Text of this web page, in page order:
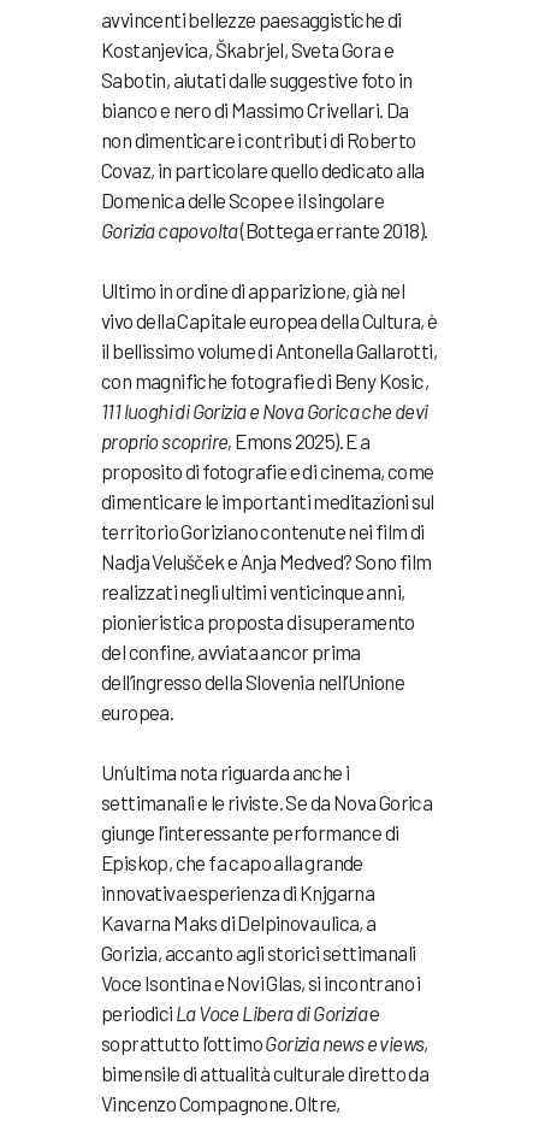
avvincenti bellezze paesaggistiche di
Kostanjevica, Škabrjel, Sveta Gora e
Sabotin, aiutati dalle suggestive foto in
bianco e nero di Massimo Crivellari. Da
non dimenticare i contributi di Roberto
Covaz, in particolare quello dedicato alla
Domenica delle Scope e il singolare
Gorizia capovolta(Bottega errante 2018).
Ultimo in ordine di apparizione, già nel
vivo della Capitale europea della Cultura, è
il bellissimo volume di Antonella Gallarotti,
con magnifiche fotografie di Beny Kosic,
111 luoghi di Gorizia e Nova Gorica che devi
proprio scoprire, Emons 2025). E a
proposito di fotografie e di cinema, come
dimenticare le importanti meditazioni sul
territorio Goriziano contenute nei film di
Nadja Velušček e Anja Medved? Sono film
realizzati negli ultimi venticinque anni,
pionieristica proposta di superamento
del confine, avviata ancor prima
dell’ingresso della Slovenia nell’Unione
europea.
Un’ultima nota riguarda anche i
settimanali e le riviste. Se da Nova Gorica
giunge l’interessante performance di
Episkop, che fa capo alla grande
innovativa esperienza di Knjgarna
Kavarna Maks di Delpinova ulica, a
Gorizia, accanto agli storici settimanali
Voce Isontina e Novi Glas, si incontrano i
periodici La Voce Libera di Goriziae
soprattutto l’ottimoGorizia news e views,
bimensile di attualità culturale diretto da
Vincenzo Compagnone. Oltre,